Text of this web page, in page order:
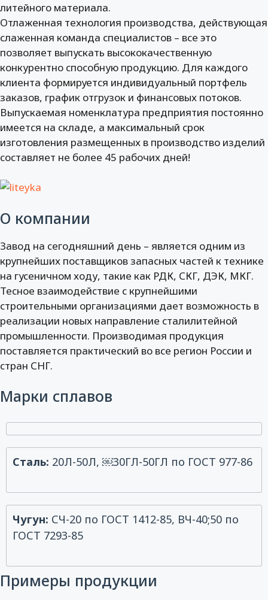
литейного материала.
Отлаженная технология производства, действующая
слаженная команда специалистов – все это
позволяет выпускать высококачественную
конкурентно способную продукцию. Для каждого
клиента формируется индивидуальный портфель
заказов, график отгрузок и финансовых потоков.
Выпускаемая номенклатура предприятия постоянно
имеется на складе, а максимальный срок
изготовления размещенных в производство изделий
составляет не более 45 рабочих дней!
О компании
Завод на сегодняшний день – является одним из
крупнейших поставщиков запасных частей к технике
на гусеничном ходу, такие как РДК, СКГ, ДЭК, МКГ.
Тесное взаимодействие с крупнейшими
строительными организациями дает возможность в
реализации новых направление сталилитейной
промышленности. Производимая продукция
поставляется практический во все регион России и
стран СНГ.
Марки сплавов
Сталь: 20Л-50Л, ￼30ГЛ-50ГЛ по ГОСТ 977-86
Чугун: СЧ-20 по ГОСТ 1412-85, ВЧ-40;50 по
ГОСТ 7293-85
Примеры продукции